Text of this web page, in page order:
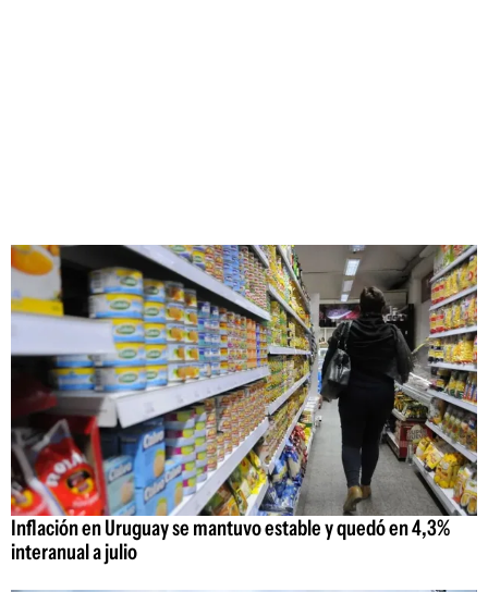
Inflación en Uruguay se mantuvo estable y quedó en 4,3%
interanual a julio